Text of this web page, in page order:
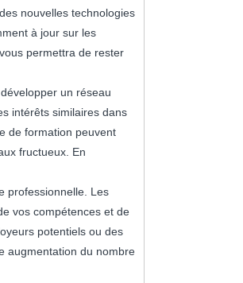
nouvelles technologies
à jour sur les
permettra de rester
un réseau
intérêts similaires dans
de formation peuvent
fructueux. En
professionnelle. Les
vos compétences et de
potentiels ou des
augmentation du nombre